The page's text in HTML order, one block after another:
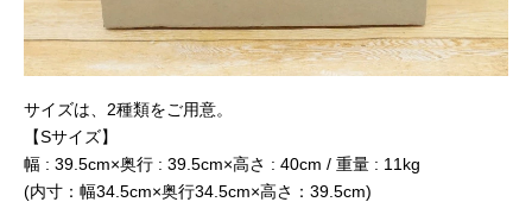
サイズは、2種類をご用意。
【Sサイズ】
幅 : 39.5cm×奥行 : 39.5cm×高さ : 40cm / 重量 : 11kg
(内寸：幅34.5cm×奥行34.5cm×高さ：39.5cm)